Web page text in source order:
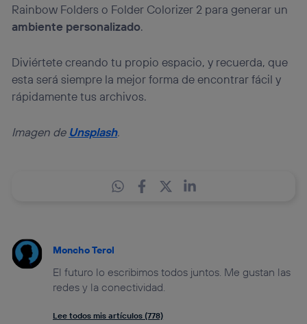
Rainbow Folders o Folder Colorizer 2 para generar un
ambiente personalizado.
Diviértete creando tu propio espacio, y recuerda, que
esta será siempre la mejor forma de encontrar fácil y
rápidamente tus archivos.
Imagen de Unsplash.
Moncho Terol
El futuro lo escribimos todos juntos. Me gustan las
redes y la conectividad.
Lee todos mis artículos (778)